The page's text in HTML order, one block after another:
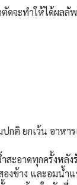
ดจะทำให้ได้ผลลั
กติ ยกเว้น อาหา
ะอาดทุกครั้งหลั
งข้าง และอมน้ำ